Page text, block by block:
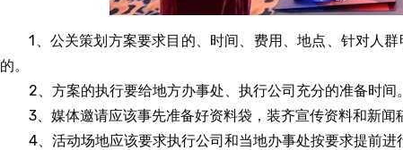
1、公关策划方案要求目的、时间、费用、地点、针对人
的。
2、方案的执行要给地方办事处、执行公司充分的准备时间。
3、媒体邀请应该事先准备好资料袋，装齐宣传资料和新闻
4、活动场地应该要求执行公司和当地办事处按要求提前